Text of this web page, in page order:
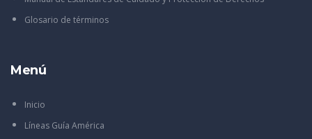
Glosario de términos
Menú
Inicio
Líneas Guía América